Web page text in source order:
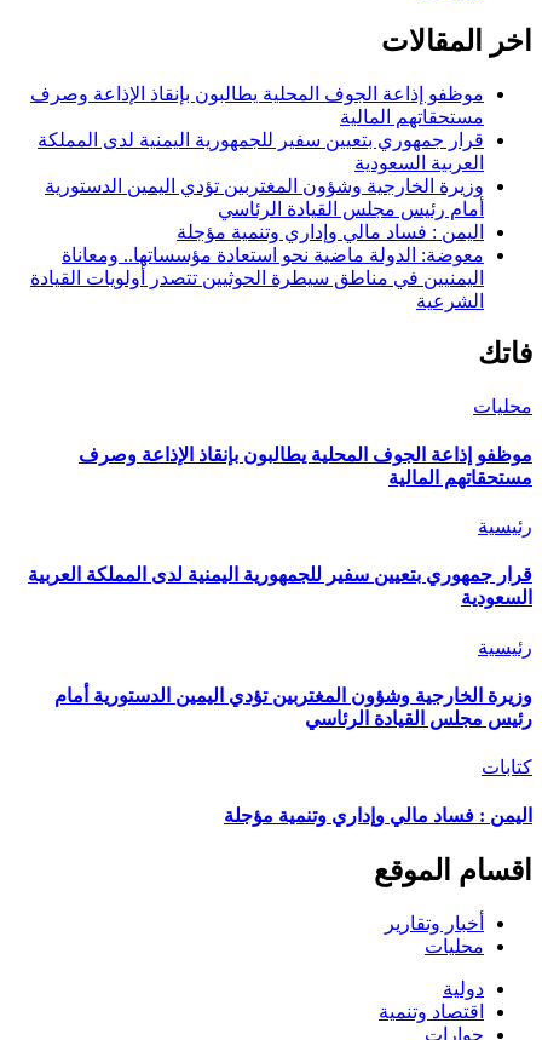
اخر المقالات
موظفو إذاعة الجوف المحلية يطالبون بإنقاذ الإذاعة وصرف
مستحقاتهم المالية
قرار جمهوري بتعيين سفير للجمهورية اليمنية لدى المملكة
العربية السعودية
وزيرة الخارجية وشؤون المغتربين تؤدي اليمين الدستورية
أمام رئيس مجلس القيادة الرئاسي
اليمن : فساد مالي وإداري وتنمية مؤجلة
معوضة: الدولة ماضية نحو استعادة مؤسساتها.. ومعاناة
اليمنيين في مناطق سيطرة الحوثيين تتصدر أولويات القيادة
الشرعية
فاتك
محليات
موظفو إذاعة الجوف المحلية يطالبون بإنقاذ الإذاعة وصرف
مستحقاتهم المالية
رئيسية
قرار جمهوري بتعيين سفير للجمهورية اليمنية لدى المملكة العربية
السعودية
رئيسية
وزيرة الخارجية وشؤون المغتربين تؤدي اليمين الدستورية أمام
رئيس مجلس القيادة الرئاسي
كتابات
اليمن : فساد مالي وإداري وتنمية مؤجلة
اقسام الموقع
أخبار وتقارير
محليات
دولية
اقتصاد وتنمية
حوارات